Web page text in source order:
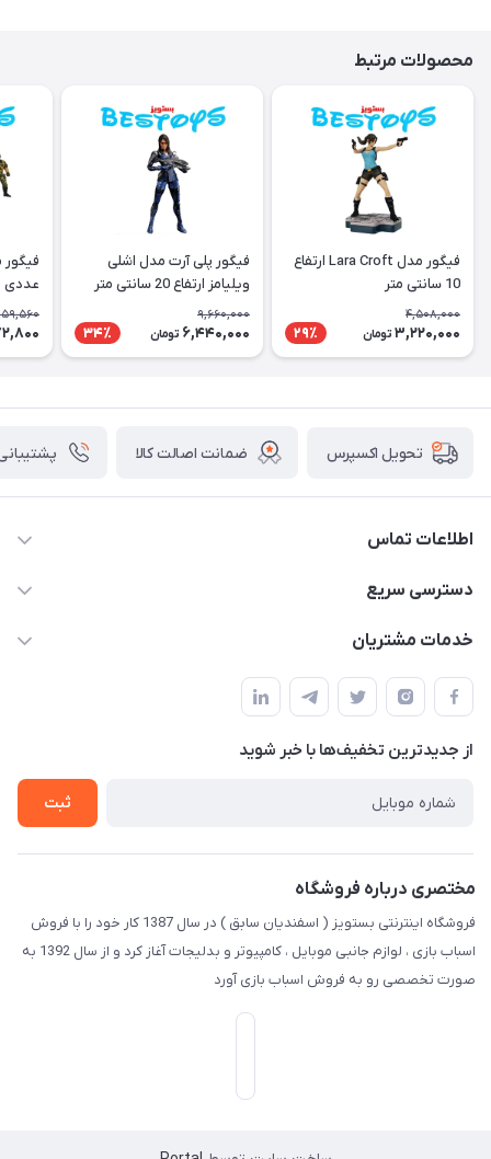
محصولات مرتبط
فیگور مدل Lara Croft ارتفاع
10 سانتی متر
4,508,000
3,220,000 تومان 29٪
فیگور پلی آرت مدل اشلی
ویلیامز ارتفاع 20 سانتی متر
9,660,000
6,440,000 تومان 34٪
عددی
تحویل اکسپرس ضمانت اصالت کالا پشتیبانی ۲۴
اطلاعات تماس
09123941837
دسترسی سریع
حساب کاربری
لیست محصولات
درباره ما
خدمات مشتریان
قوانین و مقررات
حریم خصوصی
راهنما
از جدید‌ترین تخفیف‌ها با‌ خبر شوید
ثبت
مختصری درباره فروشگاه
فروشگاه اینترنتی بستویز ( اسفندیان سابق ) در سال 1387 کار خود را با فروش
اسباب بازی ، لوازم جانبی موبایل ، کامپیوتر و بدلیجات آغاز کرد و از سال 1392 به
صورت تخصصی رو به فروش اسباب بازی آورد